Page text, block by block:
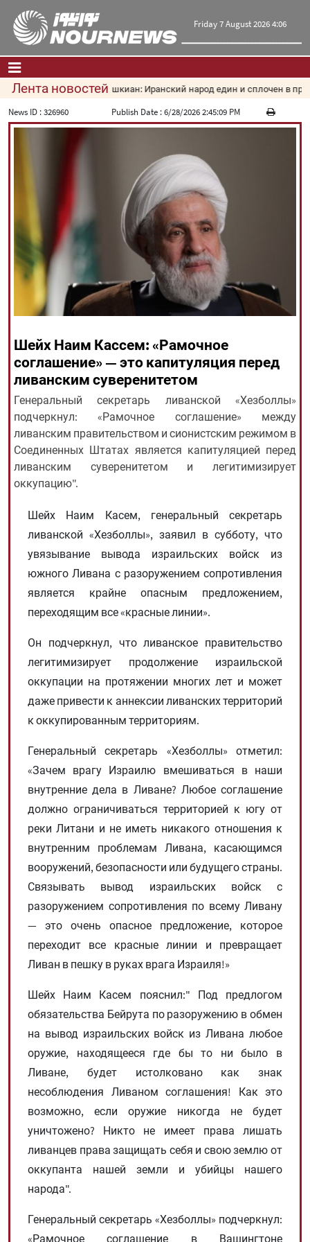
Friday 7 August 2026 4:06
Главная|Контакты|О нас
Мультимедиа
| فارسی| العربیه|
|עברית русский|中文|
All rights reserved for NourNews
Copyright © 2021 www.nournews.ir
Лента новостейПезешкиан: Иранский народ един и сплочен в
News ID :326960 Publish Date :6/28/2026 2:45:09 PM
Шейх Наим Кассем: «Рамочное
соглашение» — это капитуляция перед
ливанским суверенитетом
Генеральный секретарь ливанской «Хезболлы»
подчеркнул: «Рамочное соглашение» между
ливанским правительством и сионистским режимом в
Соединенных Штатах является капитуляцией перед
ливанским суверенитетом и легитимизирует
оккупацию".
Шейх Наим Касем, генеральный секретарь
ливанской «Хезболлы», заявил в субботу, что
увязывание вывода израильских войск из
южного Ливана с разоружением сопротивления
является крайне опасным предложением,
переходящим все «красные линии».
Он подчеркнул, что ливанское правительство
легитимизирует продолжение израильской
оккупации на протяжении многих лет и может
даже привести к аннексии ливанских территорий
к оккупированным территориям.
Генеральный секретарь «Хезболлы» отметил:
«Зачем врагу Израилю вмешиваться в наши
внутренние дела в Ливане? Любое соглашение
должно ограничиваться территорией к югу от
реки Литани и не иметь никакого отношения к
внутренним проблемам Ливана, касающимся
вооружений, безопасности или будущего страны.
Связывать вывод израильских войск с
разоружением сопротивления по всему Ливану
— это очень опасное предложение, которое
переходит все красные линии и превращает
Ливан в пешку в руках врага Израиля!»
Шейх Наим Касем пояснил:" Под предлогом
обязательства Бейрута по разоружению в обмен
на вывод израильских войск из Ливана любое
оружие, находящееся где бы то ни было в
Ливане, будет истолковано как знак
несоблюдения Ливаном соглашения! Как это
возможно, если оружие никогда не будет
уничтожено? Никто не имеет права лишать
ливанцев права защищать себя и свою землю от
оккупанта нашей земли и убийцы нашего
народа".
Генеральный секретарь «Хезболлы» подчеркнул:
«Рамочное соглашение в Вашингтоне